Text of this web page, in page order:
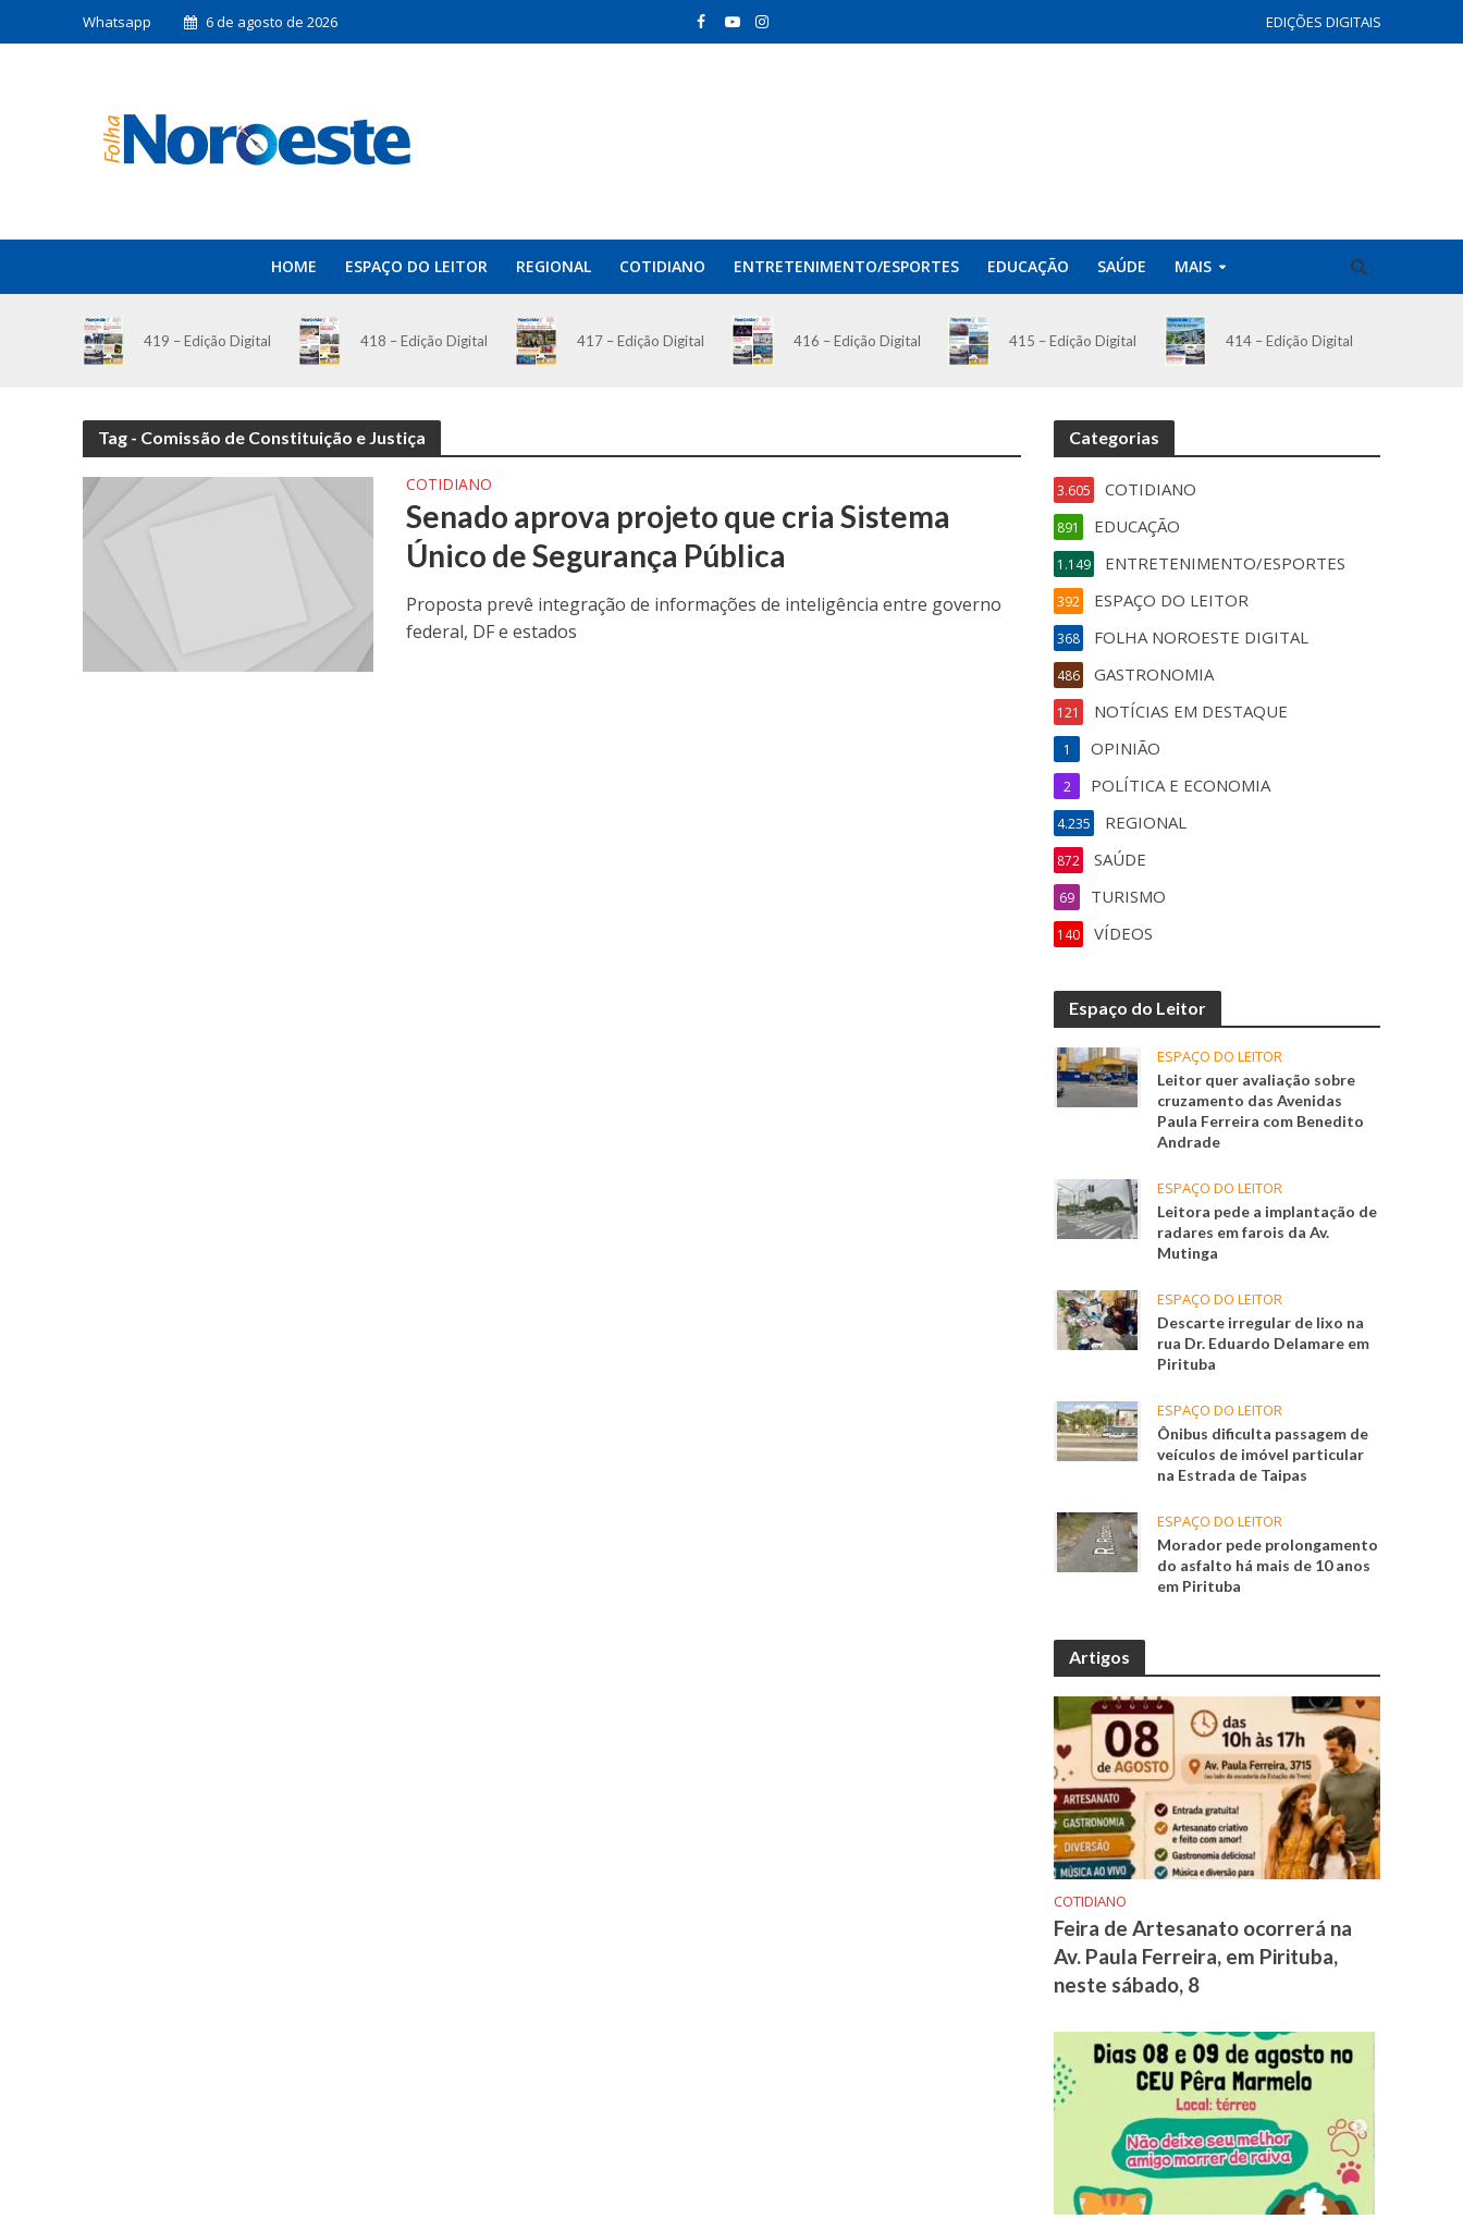
Whatsapp 6 de agosto de 2026 EDIÇÕES DIGITAIS
HOME ESPAÇO DO LEITOR REGIONAL COTIDIANO ENTRETENIMENTO/ESPORTES EDUCAÇÃO SAÚDE MAIS
419 – Edição Digital 418 – Edição Digital 417 – Edição Digital 416 – Edição Digital 415 – Edição Digital 414 – Edição Digital
Tag - Comissão de Constituição e Justiça
COTIDIANO
Senado aprova projeto que cria Sistema
Único de Segurança Pública
Proposta prevê integração de informações de inteligência entre governo
federal, DF e estados
Categorias
COTIDIANO
3.605
EDUCAÇÃO
891
ENTRETENIMENTO/ESPORTES
1.149
ESPAÇO DO LEITOR
392
FOLHA NOROESTE DIGITAL
368
GASTRONOMIA
486
NOTÍCIAS EM DESTAQUE
121
OPINIÃO
1
POLÍTICA E ECONOMIA
2
REGIONAL
4.235
SAÚDE
872
TURISMO
69
VÍDEOS
140
Espaço do Leitor
ESPAÇO DO LEITOR
Leitor quer avaliação sobre
cruzamento das Avenidas
Paula Ferreira com Benedito
Andrade
ESPAÇO DO LEITOR
Leitora pede a implantação de
radares em farois da Av.
Mutinga
ESPAÇO DO LEITOR
Descarte irregular de lixo na
rua Dr. Eduardo Delamare em
Pirituba
ESPAÇO DO LEITOR
Ônibus dificulta passagem de
veículos de imóvel particular
na Estrada de Taipas
ESPAÇO DO LEITOR
Morador pede prolongamento
do asfalto há mais de 10 anos
em Pirituba
Artigos
COTIDIANO
Feira de Artesanato ocorrerá na
Av. Paula Ferreira, em Pirituba,
neste sábado, 8